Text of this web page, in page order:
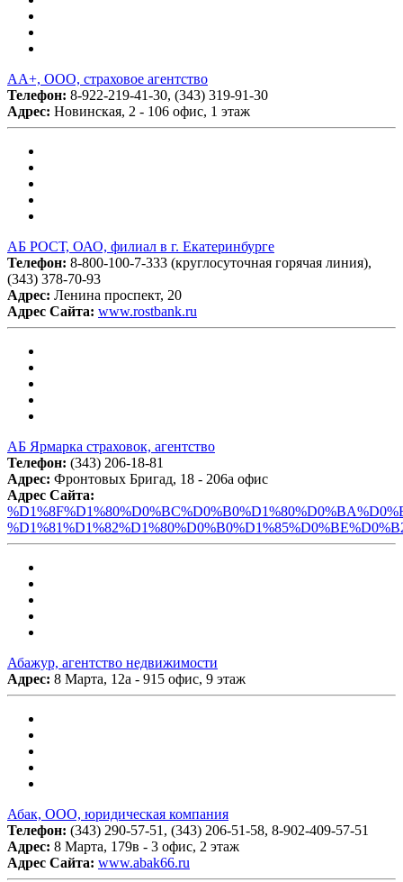
АА+, ООО, страховое агентство
Телефон: 8-922-219-41-30, (343) 319-91-30
Адрес: Новинская, 2 - 106 офис, 1 этаж
АБ РОСТ, ОАО, филиал в г. Екатеринбурге
Телефон: 8-800-100-7-333 (круглосуточная горячая линия),
(343) 378-70-93
Адрес: Ленина проспект, 20
Адрес Сайта: www.rostbank.ru
АБ Ярмарка страховок, агентство
Телефон: (343) 206-18-81
Адрес: Фронтовых Бригад, 18 - 206а офис
Адрес Сайта:
Абажур, агентство недвижимости
Адрес: 8 Марта, 12а - 915 офис, 9 этаж
Абак, ООО, юридическая компания
Телефон: (343) 290-57-51, (343) 206-51-58, 8-902-409-57-51
Адрес: 8 Марта, 179в - 3 офис, 2 этаж
Адрес Сайта: www.abak66.ru